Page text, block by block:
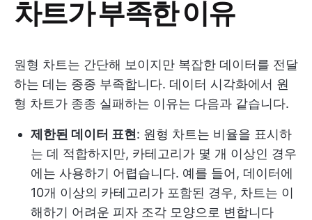
차트가 부족한 이유
원형 차트는 간단해 보이지만 복잡한 데이터를 전달
하는 데는 종종 부족합니다. 데이터 시각화에서 원
형 차트가 종종 실패하는 이유는 다음과 같습니다.
제한된 데이터 표현 : 원형 차트는 비율을 표시하
는 데 적합하지만, 카테고리가 몇 개 이상인 경우
에는 사용하기 어렵습니다. 예를 들어, 데이터에
10개 이상의 카테고리가 포함된 경우, 차트는 이
해하기 어려운 피자 조각 모양으로 변합니다